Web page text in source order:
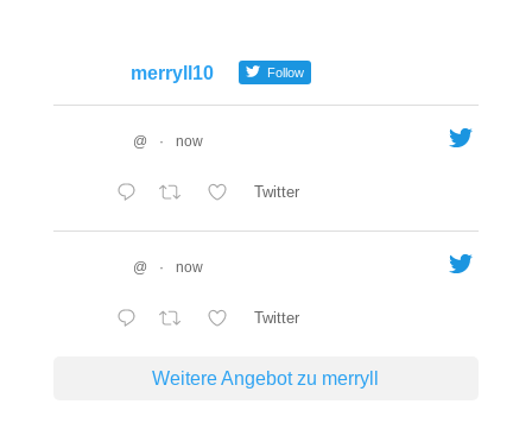
merryll10 Follow
@ · now
Twitter
@ · now
Twitter
Weitere Angebot zu merryll